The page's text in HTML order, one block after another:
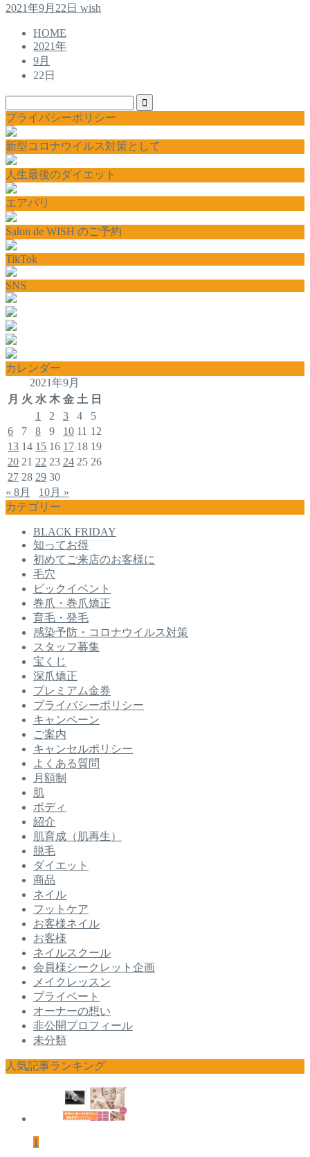
2021年9月22日 wish
HOME
2021年
9月
22日
プライバシーポリシー
新型コロナウイルス対策として
人生最後のダイエット
エアバリ
Salon de WISH のご予約
TikTok
SNS
カレンダー
2021年9月
月 火 水 木 金 土 日
1
2 3 4
5
6
7 8 9 10 11 12
13 14 15 16 17 18 19
20 21 22 23 24 25 26
27 28 29 30
« 8月
10月 »
カテゴリー
BLACK FRIDAY
知ってお得
初めてご来店のお客様に
毛穴
ビックイベント
巻爪・巻爪矯正
育毛・発毛
感染予防・コロナウイルス対策
スタッフ募集
宝くじ
深爪矯正
プレミアム金券
プライバシーポリシー
キャンペーン
ご案内
キャンセルポリシー
よくある質問
月額制
肌
ボディ
紹介
肌育成（肌再生）
脱毛
ダイエット
商品
ネイル
フットケア
お客様ネイル
お客様
ネイルスクール
会員様シークレット企画
メイクレッスン
プライベート
オーナーの想い
非公開プロフィール
未分類
人気記事ランキング
1